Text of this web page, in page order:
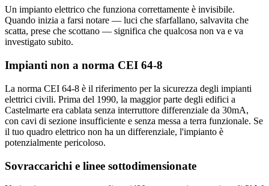
Un impianto elettrico che funziona correttamente è invisibile.
Quando inizia a farsi notare — luci che sfarfallano, salvavita che
scatta, prese che scottano — significa che qualcosa non va e va
investigato subito.
Impianti non a norma CEI 64-8
La norma CEI 64-8 è il riferimento per la sicurezza degli impianti
elettrici civili. Prima del 1990, la maggior parte degli edifici a
Castelmarte era cablata senza interruttore differenziale da 30mA,
con cavi di sezione insufficiente e senza messa a terra funzionale. Se
il tuo quadro elettrico non ha un differenziale, l'impianto è
potenzialmente pericoloso.
Sovraccarichi e linee sottodimensionate